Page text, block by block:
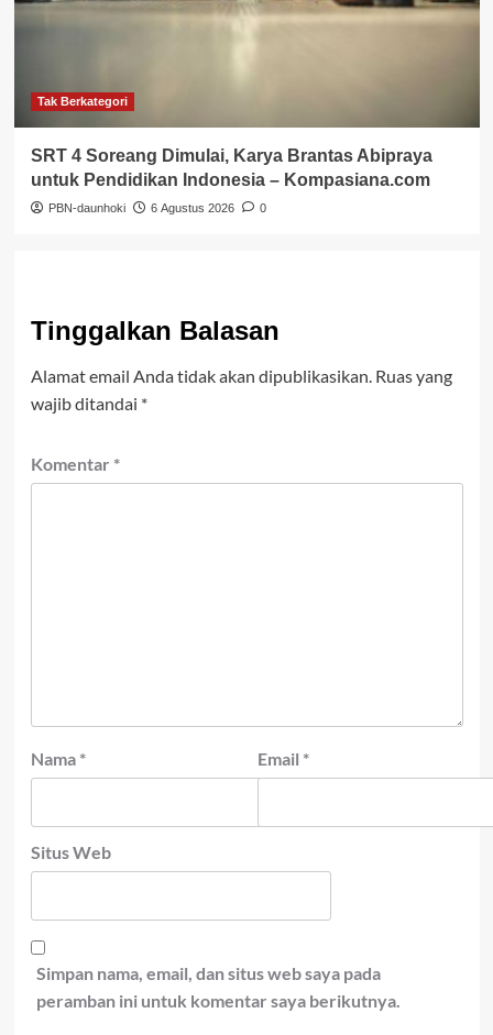
Tak Berkategori
SRT 4 Soreang Dimulai, Karya Brantas Abipraya
untuk Pendidikan Indonesia – Kompasiana.com
PBN-daunhoki 6 Agustus 2026 0
Tinggalkan Balasan
Alamat email Anda tidak akan dipublikasikan. Ruas yang
wajib ditandai *
Komentar *
Nama * Email *
Situs Web
Simpan nama, email, dan situs web saya pada
peramban ini untuk komentar saya berikutnya.